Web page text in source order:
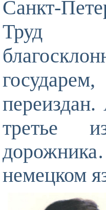
Санкт-
Труд
третье
немецком